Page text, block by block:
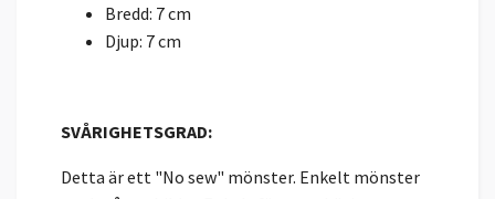
Bredd: 7 cm
Djup: 7 cm
SVÅRIGHETSGRAD:
Detta är ett "No sew" mönster. Enkelt mönster